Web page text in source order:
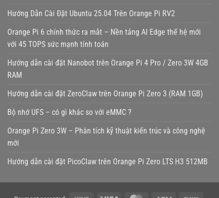
Hướng Dẫn Cài Đặt Ubuntu 25.04 Trên Orange Pi RV2
Orange Pi 6 chính thức ra mắt – Nền tảng AI Edge thế hệ mới
với 45 TOPS sức mạnh tính toán
Hướng dẫn cài đặt Nanobot trên Orange Pi 4 Pro / Zero 3W 4GB
RAM
Hướng dẫn cài đặt ZeroClaw trên Orange Pi Zero 3 (RAM 1GB)
Bộ nhớ UFS – có gì khác so với eMMC ?
Orange Pi Zero 3W – Phân tích kỹ thuật kiến trúc và công nghệ
mới
Hướng dẫn cài đặt PicoClaw trên Orange Pi Zero LTS H3 512MB